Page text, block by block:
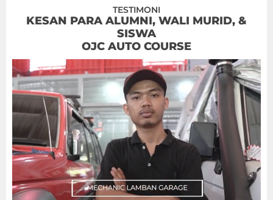
TESTIMONI
KESAN PARA ALUMNI, WALI MURID, &
SISWA
OJC AUTO COURSE